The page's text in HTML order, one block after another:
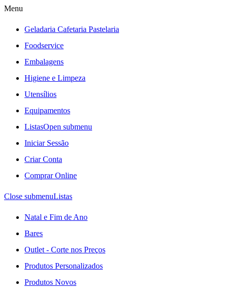
Menu
Geladaria Cafetaria Pastelaria
Foodservice
Embalagens
Higiene e Limpeza
Utensílios
Equipamentos
ListasOpen submenu
Iniciar Sessão
Criar Conta
Comprar Online
Close submenuListas
Natal e Fim de Ano
Bares
Outlet - Corte nos Preços
Produtos Personalizados
Produtos Novos